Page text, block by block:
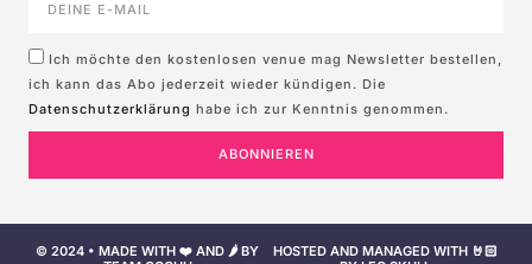
Ich möchte den kostenlosen venue mag Newsletter bestellen,
ich kann das Abo jederzeit wieder kündigen. Die
Datenschutzerklärung habe ich zur Kenntnis genommen.
ABONNIEREN
© 2024 • MADE WITH ❤️ AND 🌶️ BY
HOSTED AND MANAGED WITH 🤘🏻